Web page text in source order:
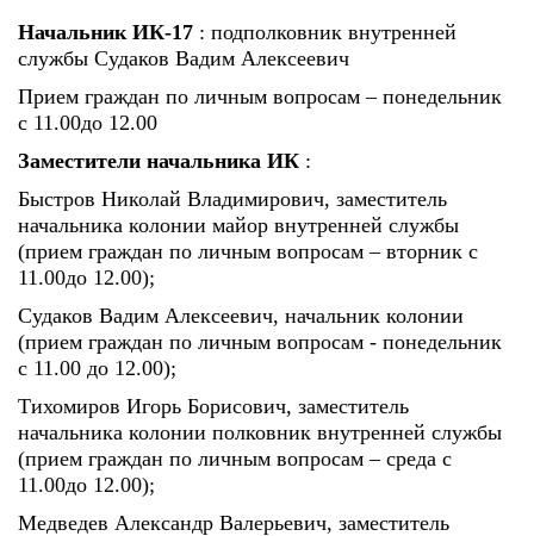
Начальник ИК-17 : подполковник внутренней
службы Судаков Вадим Алексеевич
Прием граждан по личным вопросам – понедельник
с 11.00до 12.00
Заместители начальника ИК :
Быстров Николай Владимирович, заместитель
начальника колонии майор внутренней службы
(прием граждан по личным вопросам – вторник с
11.00до 12.00);
Судаков Вадим Алексеевич, начальник колонии
(прием граждан по личным вопросам - понедельник
с 11.00 до 12.00);
Тихомиров Игорь Борисович, заместитель
начальника колонии полковник внутренней службы
(прием граждан по личным вопросам – среда с
11.00до 12.00);
Медведев Александр Валерьевич, заместитель